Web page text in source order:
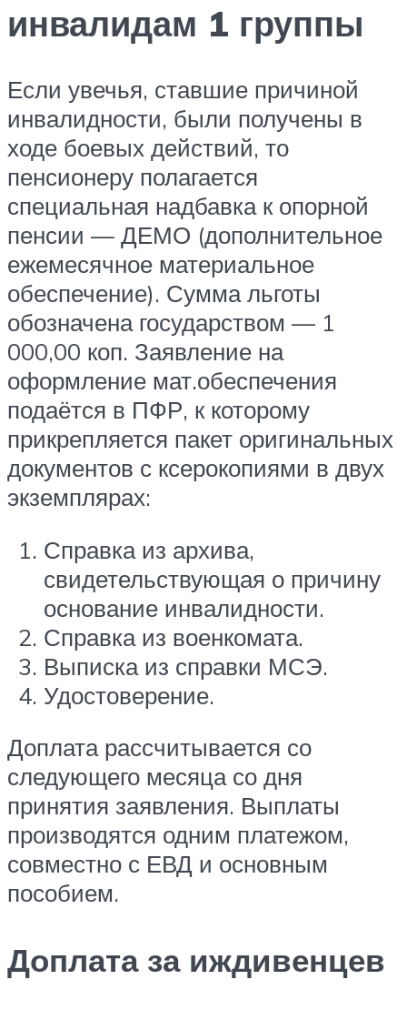
инвалидам 1 группы
Если увечья, ставшие причиной
инвалидности, были получены в
ходе боевых действий, то
пенсионеру полагается
специальная надбавка к опорной
пенсии — ДЕМО (дополнительное
ежемесячное материальное
обеспечение). Сумма льготы
обозначена государством — 1
000,00 коп. Заявление на
оформление мат.обеспечения
подаётся в ПФР, к которому
прикрепляется пакет оригинальных
документов с ксерокопиями в двух
экземплярах:
Справка из архива,
свидетельствующая о причину
основание инвалидности.
Справка из военкомата.
Выписка из справки МСЭ.
Удостоверение.
Доплата рассчитывается со
следующего месяца со дня
принятия заявления. Выплаты
производятся одним платежом,
совместно с ЕВД и основным
пособием.
Доплата за иждивенцев